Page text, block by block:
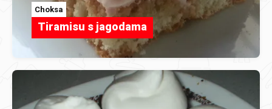
Choksa
Tiramisu s jagodama